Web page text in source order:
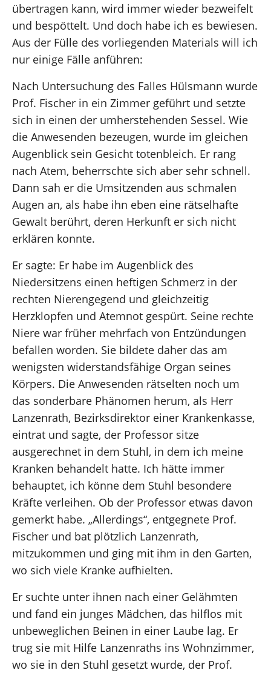
übertragen kann, wird immer wieder bezweifelt
und bespöttelt. Und doch habe ich es bewiesen.
Aus der Fülle des vorliegenden Materials will ich
nur einige Fälle anführen:
Nach Untersuchung des Falles Hülsmann wurde
Prof. Fischer in ein Zimmer geführt und setzte
sich in einen der umherstehenden Sessel. Wie
die Anwesenden bezeugen, wurde im gleichen
Augenblick sein Gesicht totenbleich. Er rang
nach Atem, beherrschte sich aber sehr schnell.
Dann sah er die Umsitzenden aus schmalen
Augen an, als habe ihn eben eine rätselhafte
Gewalt berührt, deren Herkunft er sich nicht
erklären konnte.
Er sagte: Er habe im Augenblick des
Niedersitzens einen heftigen Schmerz in der
rechten Nierengegend und gleichzeitig
Herzklopfen und Atemnot gespürt. Seine rechte
Niere war früher mehrfach von Entzündungen
befallen worden. Sie bildete daher das am
wenigsten widerstandsfähige Organ seines
Körpers. Die Anwesenden rätselten noch um
das sonderbare Phänomen herum, als Herr
Lanzenrath, Bezirksdirektor einer Krankenkasse,
eintrat und sagte, der Professor sitze
ausgerechnet in dem Stuhl, in dem ich meine
Kranken behandelt hatte. Ich hätte immer
behauptet, ich könne dem Stuhl besondere
Kräfte verleihen. Ob der Professor etwas davon
gemerkt habe. „Allerdings“, entgegnete Prof.
Fischer und bat plötzlich Lanzenrath,
mitzukommen und ging mit ihm in den Garten,
wo sich viele Kranke aufhielten.
Er suchte unter ihnen nach einer Gelähmten
und fand ein junges Mädchen, das hilflos mit
unbeweglichen Beinen in einer Laube lag. Er
trug sie mit Hilfe Lanzenraths ins Wohnzimmer,
wo sie in den Stuhl gesetzt wurde, der Prof.